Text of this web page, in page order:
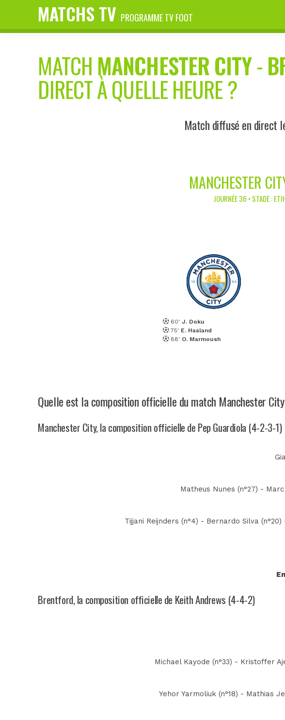
MATCHS TV PROGRAMME TV FOOT
MATCH MANCHESTER CITY-
DIRECT À QUELLE HEURE ?
Match diffusé en direct
MANCHESTER
JOURNÉE 36 • STADE :
60' J. Doku
75' E. Haaland
88' O. Marmoush
Quelle est la composition officielle du match Manchester
Manchester City, la composition officielle de Pep Guardiola (4-2-3-1)
Matheus Nunes (n°27) -
Tijjani Reijnders (n°4) - Bernardo Silva
Brentford, la composition officielle de Keith Andrews (4-4-2)
Michael Kayode (n°33) - Kristoffer
Yehor Yarmoliuk (n°18) - Mathias